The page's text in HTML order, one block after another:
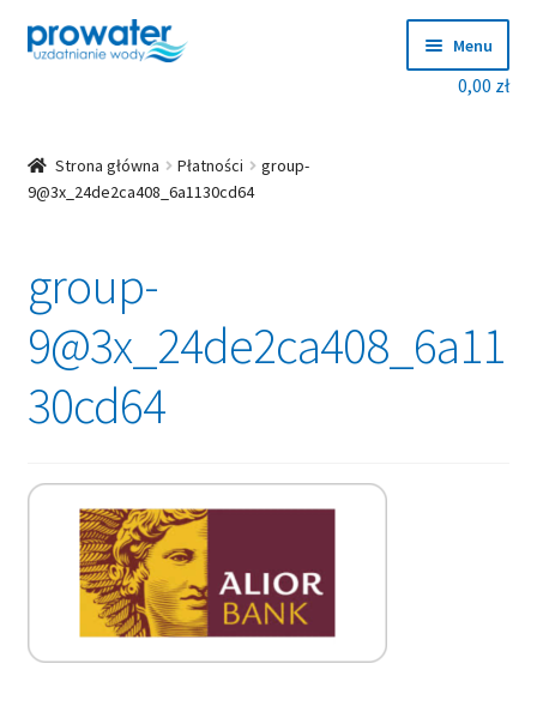
Przejdź
do
Przejdź
do
Menu
Rozwiń
Producenci
Blog
O nas
Kontakt
0,00 zł
Strona główna Płatności
group-
9@3x_24de2ca408_6a1130cd64
group-
9@3x_24de2ca408_6a11
30cd64